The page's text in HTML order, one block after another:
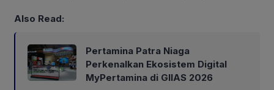
Also Read:
Pertamina Patra Niaga
Perkenalkan Ekosistem Digital
MyPertamina di GIIAS 2026